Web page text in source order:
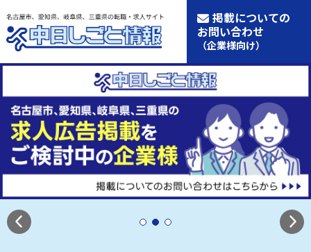
掲載についての
お問い合わせ
（企業様向け）